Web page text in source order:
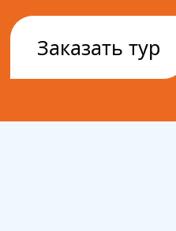
Заказать тур